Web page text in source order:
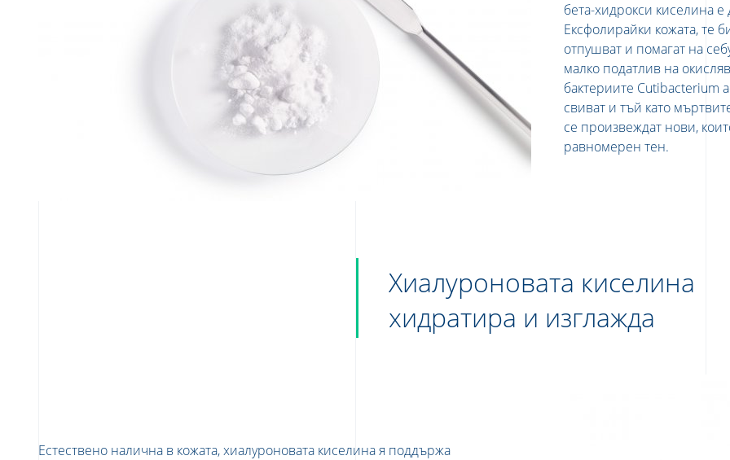
бета-хидрокси киселина
Ексфолирайки кожата, те
отпушват и помагат на
малко податлив на
бактериите Cutibacterium
свиват и тъй като
се произвеждат нови,
равномерен тен.
Хиалуроновата киселина
хидратира и изглажда
Естествено налична в кожата, хиалуроновата киселина я поддържа